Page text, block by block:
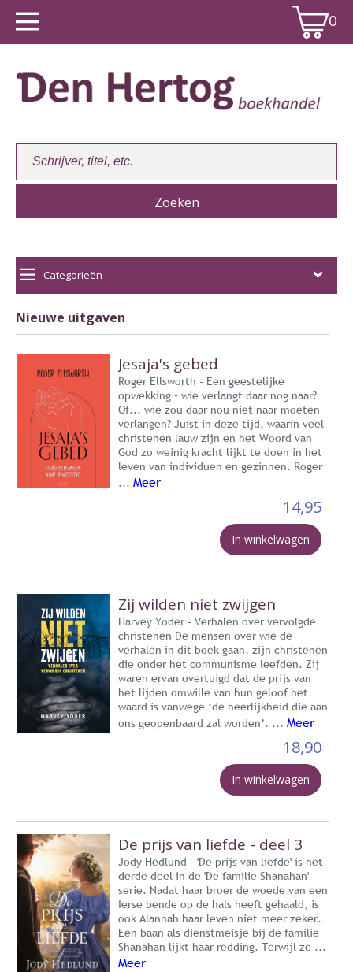
0
Winkelwagen:
Categorieën
Nieuwe uitgaven
Jesaja's gebed
Roger Ellsworth - Een geestelijke
opwekking – wie verlangt daar nog naar?
Of... wie zou daar nou niet naar moeten
verlangen? Juist in deze tijd, waarin veel
christenen lauw zijn en het Woord van
God zo weinig kracht lijkt te doen in het
leven van individuen en gezinnen. Roger
... Meer
14,95
In winkelwagen
Zij wilden niet zwijgen
Harvey Yoder - Verhalen over vervolgde
christenen De mensen over wie de
verhalen in dit boek gaan, zijn christenen
die onder het communisme leefden. Zij
waren ervan overtuigd dat de prijs van
het lijden omwille van hun geloof het
waard is vanwege ‘de heerlijkheid die aan
ons geopenbaard zal worden’. ... Meer
18,90
In winkelwagen
De prijs van liefde - deel 3
Jody Hedlund - 'De prijs van liefde' is het
derde deel in de 'De familie Shanahan'-
serie. Nadat haar broer de woede van een
Ierse bende op de hals heeft gehaald, is
ook Alannah haar leven niet meer zeker.
Een baan als dienstmeisje bij de familie
Shanahan lijkt haar redding. Terwijl ze ...
Meer